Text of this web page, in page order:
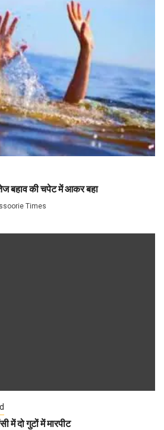
बहाव की चपेट में आकर बहा
Times
दो गुटों में मारपीट